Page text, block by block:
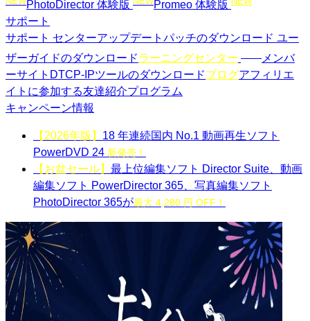
PhotoDirector 体験版 Promeo 体験版
サポート
サポート センターアップデートパッチのダウンロード ユー
ザーガイドのダウンロードラーニングセンター
メンバ
ーサイト DTCP-IPツールのダウンロードブログアフィリエ
イトに参加する友達紹介プログラム
キャンペーン情報
【2026年版】 18 年連続国内 No.1 動画再生ソフト
PowerDVD 24 新発売！
【お盆セール】 最上位編集ソフト Director Suite、動画
編集ソフト PowerDirector 365、写真編集ソフト
PhotoDirector 365が最大 4,280 円 OFF！